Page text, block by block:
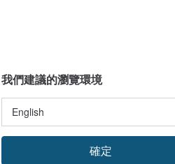
我們建議的瀏覽環境
確定